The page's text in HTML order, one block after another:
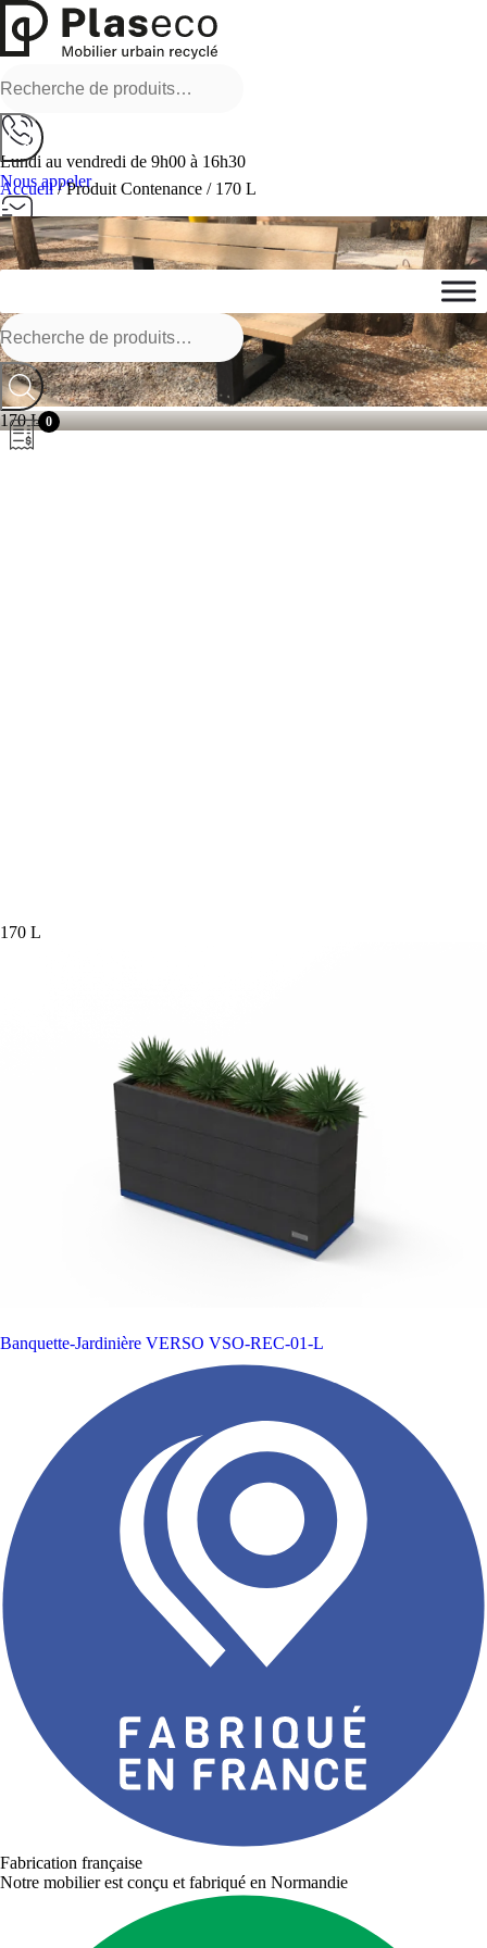
pour :
Lundi au vendredi de 9h00 à 16h30
Nous appeler
Nous écrire
Envoyer un message
Recherche
pour :
0
Accueil/ Produit Contenance / 170 L
170 L
170 L
Banquette-Jardinière VERSO VSO-REC-01-L
Fabrication française
Notre mobilier est conçu et fabriqué en Normandie